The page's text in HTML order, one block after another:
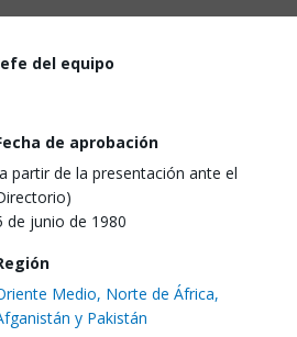
del equipo
de aprobación
partir de la presentación ante el
de junio de 1980
Medio, Norte de África,
y Pakistán